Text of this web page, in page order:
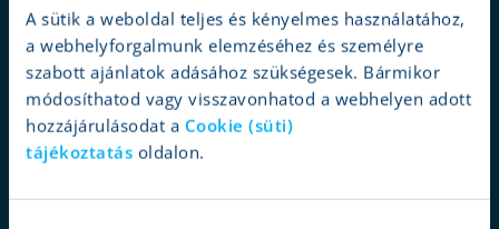
A sütik a weboldal teljes és kényelmes használatához,
a webhelyforgalmunk elemzéséhez és személyre
szabott ajánlatok adásához szükségesek. Bármikor
módosíthatod vagy visszavonhatod a webhelyen adott
hozzájárulásodat a Cookie (süti)
tájékoztatás oldalon.
befektetések
elemzések
ügyféltámogatás
ajánlatok
társaságunk